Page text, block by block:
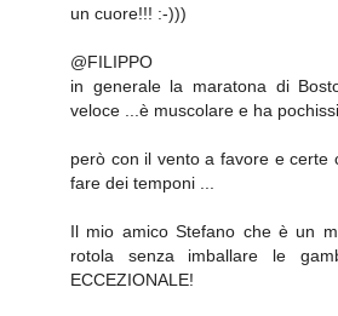
un cuore!!! :-)))
@FILIPPO
in generale la maratona di
veloce ...è muscolare e ha
però con il vento a favore e certe
fare dei temponi ...
Il mio amico Stefano che è un
rotola senza imballare le
ECCEZIONALE!